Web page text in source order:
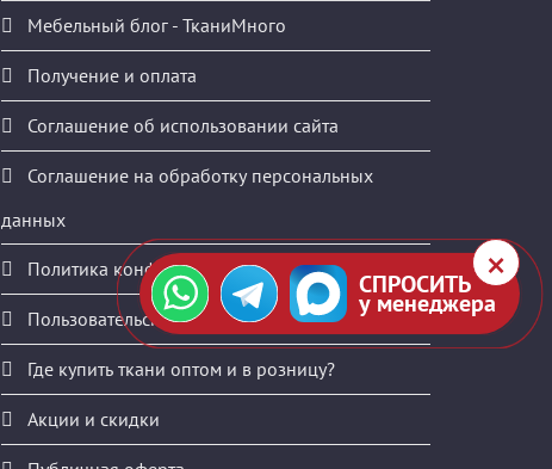
СПРОСИТЬ
у менеджера
Мебельный блог - ТканиМного
Получение и оплата
Соглашение об использовании сайта
Соглашение на обработку персональных
данных
Политика конфиденциальности
Пользовательское соглашение
Где купить ткани оптом и в розницу?
Акции и скидки